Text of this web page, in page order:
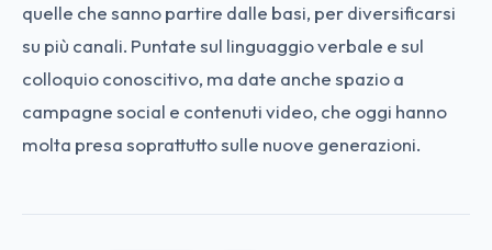
quelle che sanno partire dalle basi, per diversificarsi
su più canali. Puntate sul linguaggio verbale e sul
colloquio conoscitivo, ma date anche spazio a
campagne social e contenuti video, che oggi hanno
molta presa soprattutto sulle nuove generazioni.